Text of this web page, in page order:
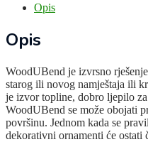
Opis
Opis
WoodUBend je izvrsno
starog ili novog namještaja ili
je izvor topline, dobro ljepilo
WoodUBend se može obojati
površinu. Jednom kada se
dekorativni ornamenti će ostati